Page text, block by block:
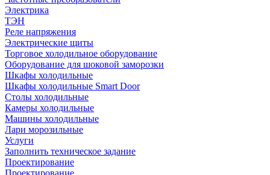
Электрика
ТЭН
Реле напряжения
Электрические щиты
Торговое холодильное оборудование
Оборудование для шоковой заморозки
Шкафы холодильные
Шкафы холодильные Smart Door
Столы холодильные
Камеры холодильные
Машины холодильные
Лари морозильные
Услуги
Заполнить техническое задание
Проектирование
Проектирование